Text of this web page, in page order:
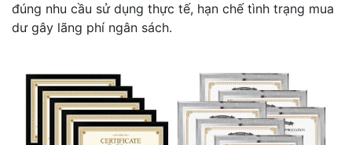
đúng nhu cầu sử dụng thực tế, hạn chế tình trạng mua
dư gây lãng phí ngân sách.